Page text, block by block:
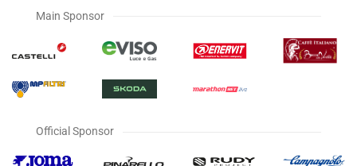
Main Sponsor
Official Sponsor